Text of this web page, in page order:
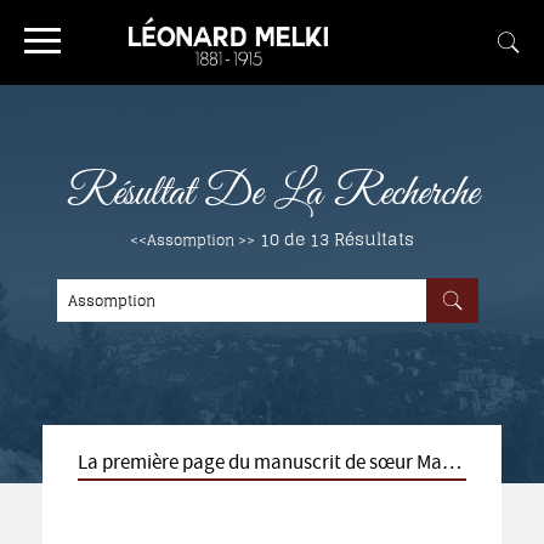
Résultat De La Recherche
<<Assomption >> 10 de 13Résultats
La première page du manuscrit de sœur Marie